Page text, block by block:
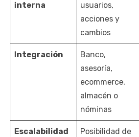
interna
usuarios,
acciones y
cambios
Integración
Banco,
asesoría,
ecommerce,
almacén o
nóminas
Escalabilidad
Posibilidad de